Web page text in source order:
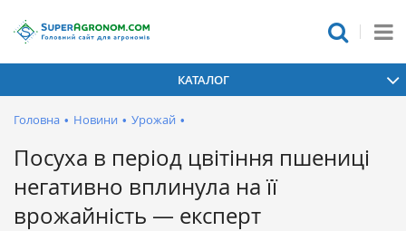
КАТАЛОГ
Головна • Новини • Урожай •
Посуха в період цвітіння пшениці
негативно вплинула на її
врожайність — експерт